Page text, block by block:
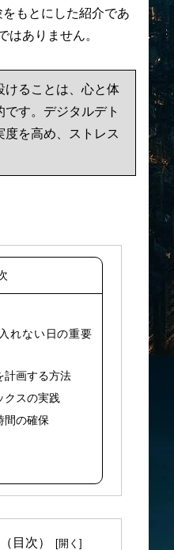
もとにした紹介であ
はありません。
けることは、心と体
す。デジタルデト
度を高め、ストレス
れない日の重要
計画する方法
クスの実践
間の確保
目次）